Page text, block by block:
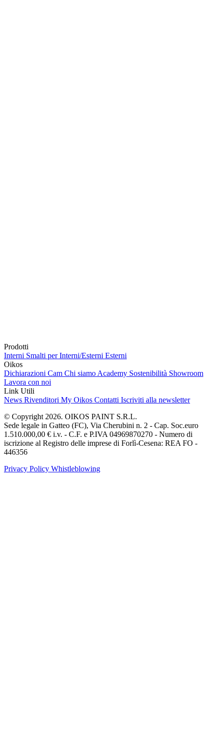
Prodotti
Interni Smalti per Interni/Esterni Esterni
Oikos
Dichiarazioni Cam Chi siamo Academy Sostenibilità Showroom
Lavora con noi
Link Utili
News Rivenditori My Oikos Contatti Iscriviti alla newsletter
© Copyright 2026. OIKOS PAINT S.R.L.
Sede legale in Gatteo (FC), Via Cherubini n. 2 - Cap. Soc.euro
1.510.000,00 € i.v. - C.F. e P.IVA 04969870270 - Numero di
iscrizione al Registro delle imprese di Forlì-Cesena: REA FO -
446356
Privacy Policy Whistleblowing